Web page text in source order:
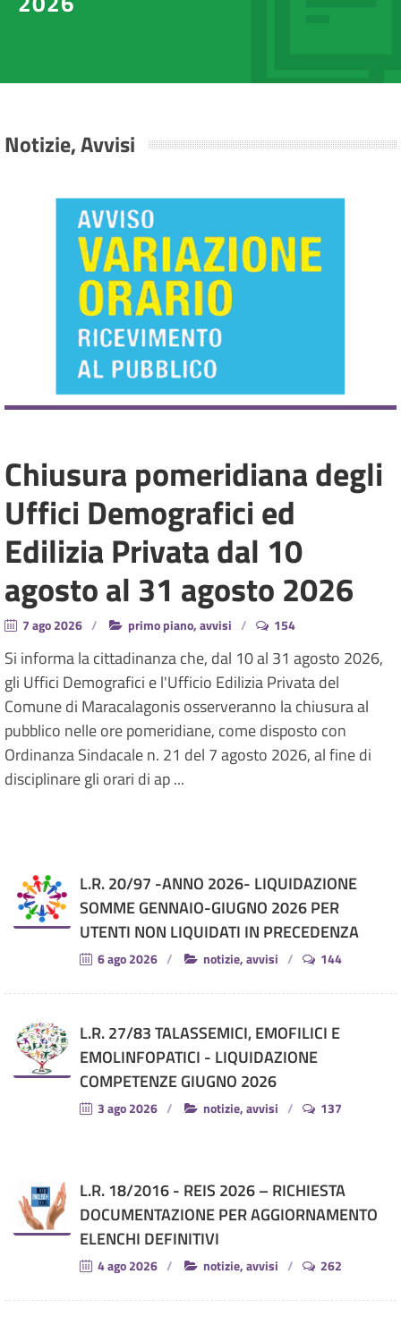
Notizie, Avvisi
Chiusura pomeridiana degli
Uffici Demografici ed
Edilizia Privata dal 10
agosto al 31 agosto 2026
7 ago 2026 primo piano, avvisi 154
Si informa la cittadinanza che, dal 10 al 31 agosto 2026,
gli Uffici Demografici e l'Ufficio Edilizia Privata del
Comune di Maracalagonis osserveranno la chiusura al
pubblico nelle ore pomeridiane, come disposto con
Ordinanza Sindacale n. 21 del 7 agosto 2026, al fine di
disciplinare gli orari di ap ...
L.R. 20/97 -ANNO 2026- LIQUIDAZIONE
SOMME GENNAIO-GIUGNO 2026 PER
UTENTI NON LIQUIDATI IN PRECEDENZA
6 ago 2026 notizie, avvisi 144
L.R. 27/83 TALASSEMICI, EMOFILICI E
EMOLINFOPATICI - LIQUIDAZIONE
COMPETENZE GIUGNO 2026
3 ago 2026 notizie, avvisi 137
L.R. 18/2016 - REIS 2026 – RICHIESTA
DOCUMENTAZIONE PER AGGIORNAMENTO
ELENCHI DEFINITIVI
4 ago 2026 notizie, avvisi 262